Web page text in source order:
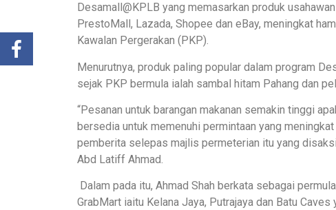
Desamall@KPLB yang memasarkan produk
PrestoMall, Lazada, Shopee dan eBay, meningkat
Kawalan Pergerakan (PKP).
Menurutnya, produk paling popular dalam program
sejak PKP bermula ialah sambal hitam Pahang dan
“Pesanan untuk barangan makanan semakin tinggi
bersedia untuk memenuhi permintaan yang
pemberita selepas majlis permeterian itu yang
Abd Latiff Ahmad.
Dalam pada itu, Ahmad Shah berkata sebagai
GrabMart iaitu Kelana Jaya, Putrajaya dan Batu